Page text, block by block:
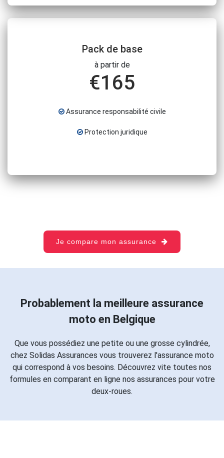
Pack de base
à partir de
€165
Assurance responsabilité civile
Protection juridique
Je compare mon assurance
Probablement la meilleure assurance
moto en Belgique
Que vous possédiez une petite ou une grosse cylindrée,
chez Solidas Assurances vous trouverez l'assurance moto
qui correspond à vos besoins. Découvrez vite toutes nos
formules en comparant en ligne nos assurances pour votre
deux-roues.